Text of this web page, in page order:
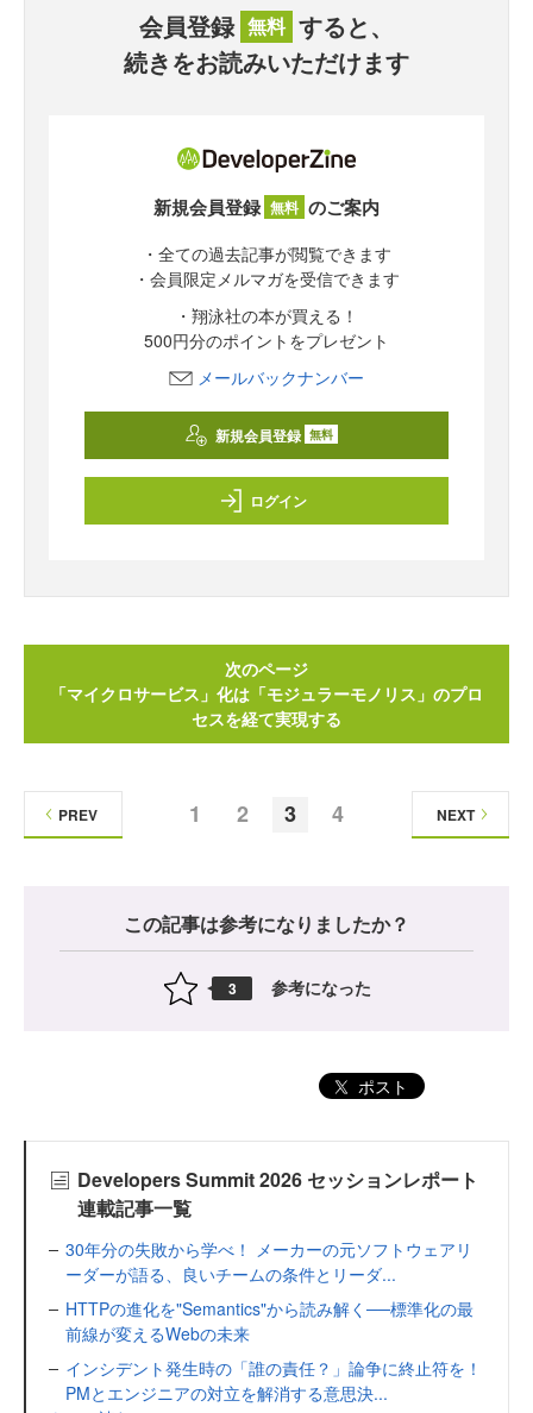
会員登録 無料 すると、
続きをお読みいただけます
新規会員登録 無料 のご案内
・全ての過去記事が閲覧できます
・会員限定メルマガを受信できます
・翔泳社の本が買える！
500円分のポイントをプレゼント
メールバックナンバー
新規会員登録 無料
ログイン
次のページ
「マイクロサービス」化は「モジュラーモノリス」のプロ
セスを経て実現する
1 2 3 4
PREV NEXT
この記事は参考になりましたか？
3 参考になった
ポスト
Developers Summit 2026 セッションレポート
連載記事一覧
30年分の失敗から学べ！ メーカーの元ソフトウェアリ
ーダーが語る、良いチームの条件とリーダ...
HTTPの進化を"Semantics"から読み解く──標準化の最
前線が変えるWebの未来
インシデント発生時の「誰の責任？」論争に終止符を！
PMとエンジニアの対立を解消する意思決...